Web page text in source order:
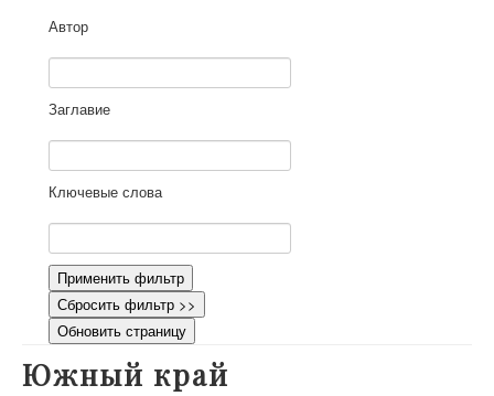
Участники
Научная работа
Как работать с сайтом
Контакты
Автор
Заглавие
Ключевые слова
Применить фильтр
Сбросить фильтр >>
Обновить страницу
Южный край